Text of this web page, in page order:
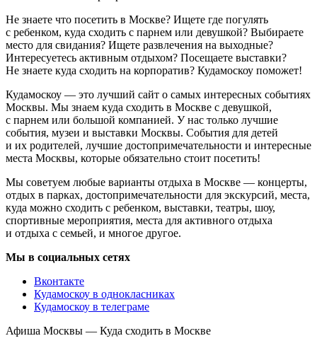
Не знаете что посетить в Москве? Ищете где погулять
с ребенком, куда сходить с парнем или девушкой? Выбираете
место для свидания? Ищете развлечения на выходные?
Интересуетесь активным отдыхом? Посещаете выставки?
Не знаете куда сходить на корпоратив? Кудамоскоу поможет!
Кудамоскоу — это лучший сайт о самых интересных событиях
Москвы. Мы знаем куда сходить в Москве с девушкой,
с парнем или большой компанией. У нас только лучшие
события, музеи и выставки Москвы. События для детей
и их родителей, лучшие достопримечательности и интересные
места Москвы, которые обязательно стоит посетить!
Мы советуем любые варианты отдыха в Москве — концерты,
отдых в парках, достопримечательности для экскурсий, места,
куда можно сходить с ребенком, выставки, театры, шоу,
спортивные мероприятия, места для активного отдыха
и отдыха с семьей, и многое другое.
Мы в социальных сетях
Вконтакте
Кудамоскоу в однокласниках
Кудамоскоу в телеграме
Афиша Москвы — Куда сходить в Москве